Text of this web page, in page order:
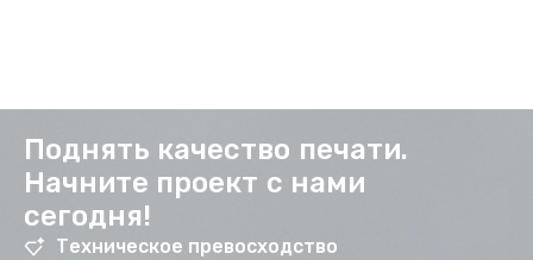
Поднять качество печати.
Начните проект с нами
сегодня!
Техническое превосходство